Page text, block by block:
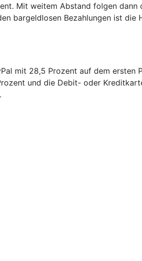
Mit weitem Abstand folgen
bargeldlosen Bezahlungen ist die
mit 28,5 Prozent auf dem ersten
und die Debit- oder